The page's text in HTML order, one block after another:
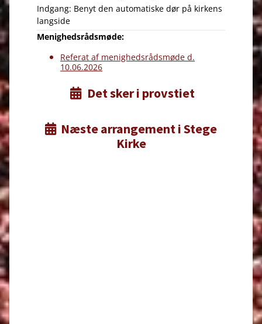
Indgang: Benyt den automatiske dør på kirkens
langside
Menighedsrådsmøde:
Referat af menighedsrådsmøde d.
10.06.2026
 Det sker i provstiet
Næste arrangement i Stege
Kirke